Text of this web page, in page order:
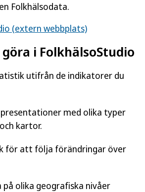
Folkhälsodata.
(extern webbplats)
i FolkhälsoStudio
utifrån de indikatorer du
presentationer med olika typer
kartor.
för att följa förändringar över
på olika geografiska nivåer